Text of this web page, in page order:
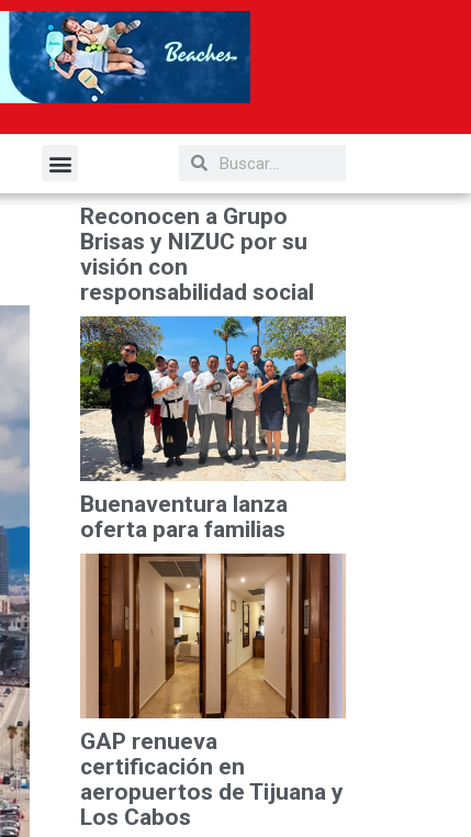
Reconocen a Grupo
Brisas y NIZUC por su
visión con
responsabilidad social
Buenaventura lanza
oferta para familias
GAP renueva
certificación en
aeropuertos de Tijuana y
Los Cabos